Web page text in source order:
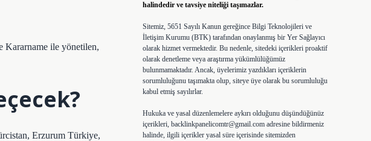
Kararname ile yönetilen,
Erzurum Türkiye,
halindedir ve tavsiye niteliği taşımazlar.
Sitemiz, 5651 Sayılı Kanun gereğince Bilgi Teknolojileri ve
İletişim Kurumu (BTK) tarafından onaylanmış bir Yer Sağlayıcı
olarak hizmet vermektedir. Bu nedenle, sitedeki içerikleri proaktif
olarak denetleme veya araştırma yükümlülüğümüz
bulunmamaktadır. Ancak, üyelerimiz yazdıkları içeriklerin
sorumluluğunu taşımakta olup, siteye üye olarak bu sorumluluğu
kabul etmiş sayılırlar.
Hukuka ve yasal düzenlemelere aykırı olduğunu düşündüğünüz
içerikleri, backlinkpanelicomtr@gmail.comadresine bildirmeniz
halinde, ilgili içerikler yasal süre içerisinde sitemizden